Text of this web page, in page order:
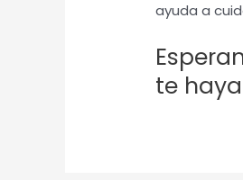
ayuda a
te